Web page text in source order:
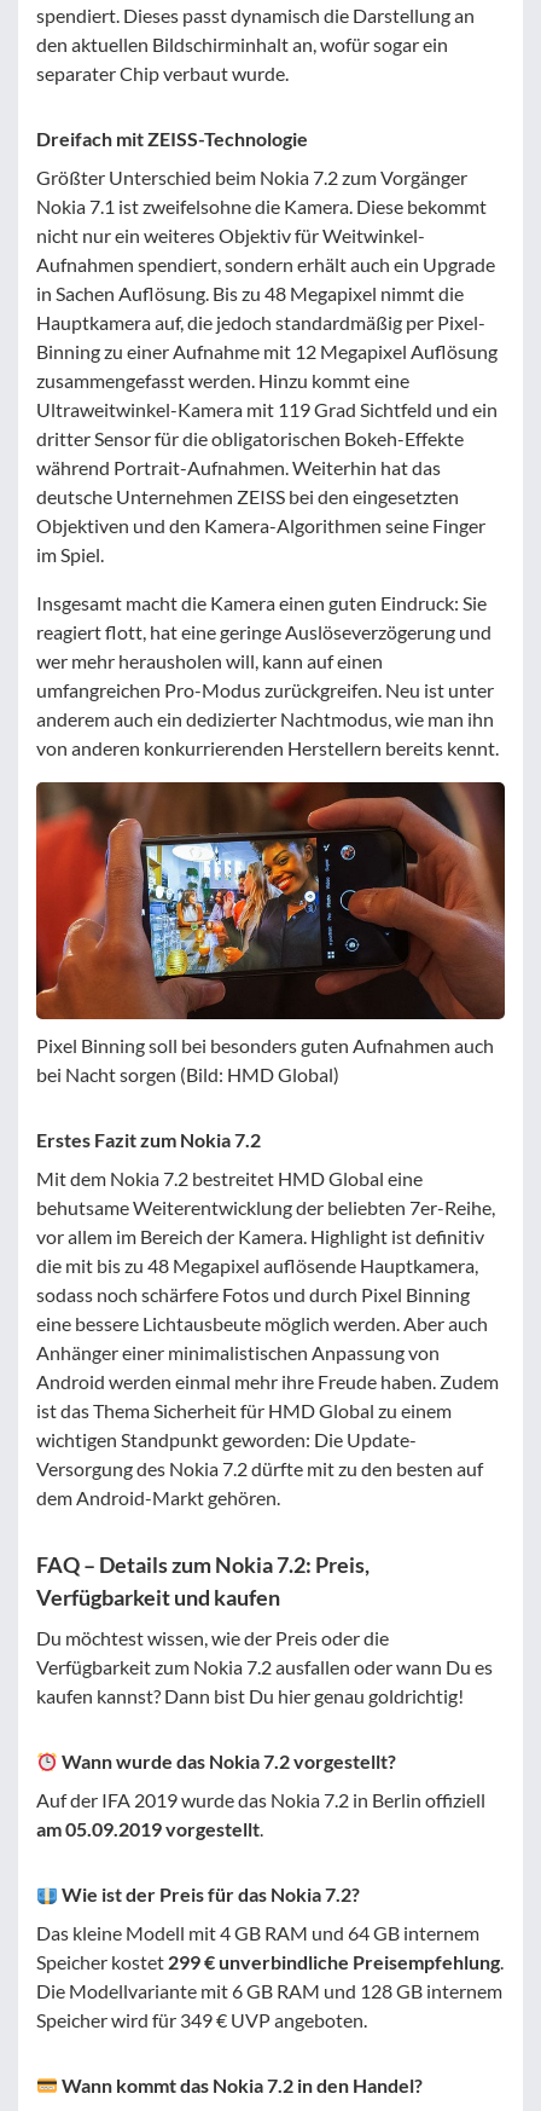
spendiert. Dieses passt dynamisch die Darstellung an
den aktuellen Bildschirminhalt an, wofür sogar ein
separater Chip verbaut wurde.
Dreifach mit ZEISS-Technologie
Größter Unterschied beim Nokia 7.2 zum Vorgänger
Nokia 7.1 ist zweifelsohne die Kamera. Diese bekommt
nicht nur ein weiteres Objektiv für Weitwinkel-
Aufnahmen spendiert, sondern erhält auch ein Upgrade
in Sachen Auflösung. Bis zu 48 Megapixel nimmt die
Hauptkamera auf, die jedoch standardmäßig per Pixel-
Binning zu einer Aufnahme mit 12 Megapixel Auflösung
zusammengefasst werden. Hinzu kommt eine
Ultraweitwinkel-Kamera mit 119 Grad Sichtfeld und ein
dritter Sensor für die obligatorischen Bokeh-Effekte
während Portrait-Aufnahmen. Weiterhin hat das
deutsche Unternehmen ZEISS bei den eingesetzten
Objektiven und den Kamera-Algorithmen seine Finger
im Spiel.
Insgesamt macht die Kamera einen guten Eindruck: Sie
reagiert flott, hat eine geringe Auslöseverzögerung und
wer mehr herausholen will, kann auf einen
umfangreichen Pro-Modus zurückgreifen. Neu ist unter
anderem auch ein dedizierter Nachtmodus, wie man ihn
von anderen konkurrierenden Herstellern bereits kennt.
Pixel Binning soll bei besonders guten Aufnahmen auch
bei Nacht sorgen (Bild: HMD Global)
Erstes Fazit zum Nokia 7.2
Mit dem Nokia 7.2 bestreitet HMD Global eine
behutsame Weiterentwicklung der beliebten 7er-Reihe,
vor allem im Bereich der Kamera. Highlight ist definitiv
die mit bis zu 48 Megapixel auflösende Hauptkamera,
sodass noch schärfere Fotos und durch Pixel Binning
eine bessere Lichtausbeute möglich werden. Aber auch
Anhänger einer minimalistischen Anpassung von
Android werden einmal mehr ihre Freude haben. Zudem
ist das Thema Sicherheit für HMD Global zu einem
wichtigen Standpunkt geworden: Die Update-
Versorgung des Nokia 7.2 dürfte mit zu den besten auf
dem Android-Markt gehören.
FAQ – Details zum Nokia 7.2: Preis,
Verfügbarkeit und kaufen
Du möchtest wissen, wie der Preis oder die
Verfügbarkeit zum Nokia 7.2 ausfallen oder wann Du es
kaufen kannst? Dann bist Du hier genau goldrichtig!
Wann wurde das Nokia 7.2 vorgestellt?
Auf der IFA 2019 wurde das Nokia 7.2 in Berlin offiziell
am 05.09.2019 vorgestellt.
Wie ist der Preis für das Nokia 7.2?
Das kleine Modell mit 4 GB RAM und 64 GB internem
Speicher kostet 299 € unverbindliche Preisempfehlung.
Die Modellvariante mit 6 GB RAM und 128 GB internem
Speicher wird für 349 € UVP angeboten.
Wann kommt das Nokia 7.2 in den Handel?